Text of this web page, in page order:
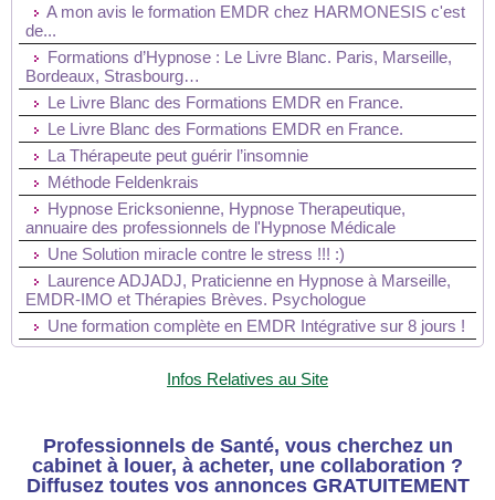
A mon avis le formation EMDR chez HARMONESIS c'est
de...
Formations d’Hypnose : Le Livre Blanc. Paris, Marseille,
Bordeaux, Strasbourg…
Le Livre Blanc des Formations EMDR en France.
Le Livre Blanc des Formations EMDR en France.
La Thérapeute peut guérir l’insomnie
Méthode Feldenkrais
Hypnose Ericksonienne, Hypnose Therapeutique,
annuaire des professionnels de l'Hypnose Médicale
Une Solution miracle contre le stress !!! :)
Laurence ADJADJ, Praticienne en Hypnose à Marseille,
EMDR-IMO et Thérapies Brèves. Psychologue
Une formation complète en EMDR Intégrative sur 8 jours !
Infos Relatives au Site
Professionnels de Santé, vous cherchez un
cabinet à louer, à acheter, une collaboration ?
Diffusez toutes vos annonces GRATUITEMENT